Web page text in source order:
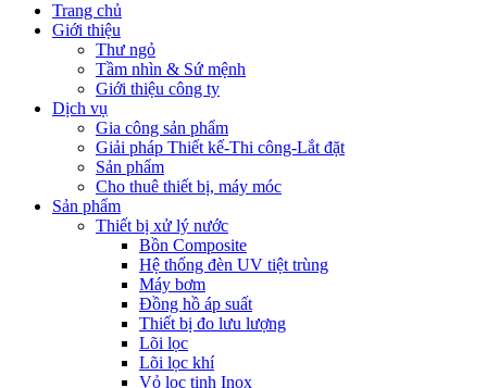
Trang chủ
Giới thiệu
Thư ngỏ
Tầm nhìn & Sứ mệnh
Giới thiệu công ty
Dịch vụ
Gia công sản phẩm
Giải pháp Thiết kế-Thi công-Lắt đặt
Sản phẩm
Cho thuê thiết bị, máy móc
Sản phẩm
Thiết bị xử lý nước
Bồn Composite
Hệ thống đèn UV tiệt trùng
Máy bơm
Đồng hồ áp suất
Thiết bị đo lưu lượng
Lõi lọc
Lõi lọc khí
Vỏ lọc tinh Inox